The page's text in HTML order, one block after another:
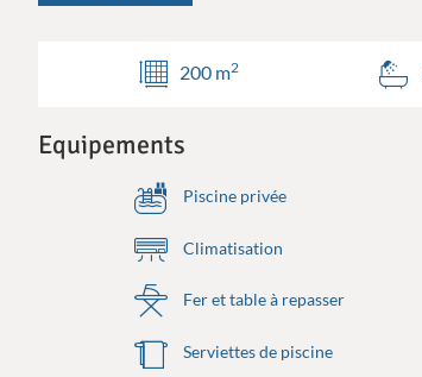
200 m2
Equipements
Piscine privée
Climatisation
Fer et table à repasser
Serviettes de piscine